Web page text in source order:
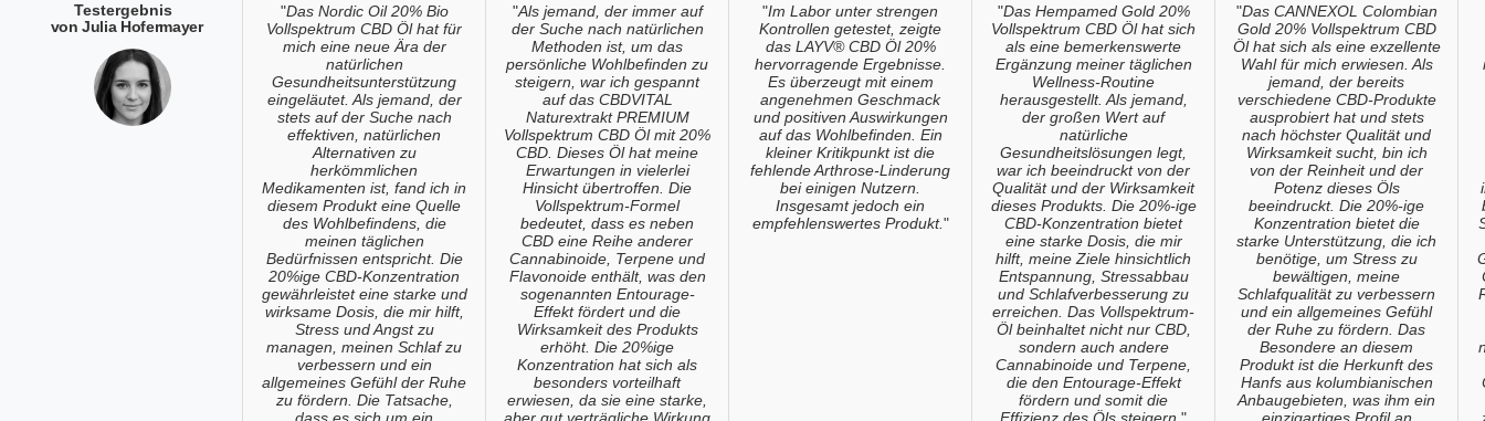
"Das Nordic Oil 20% Bio
Vollspektrum CBD Öl hat für
mich eine neue Ära der
natürlichen
Gesundheitsunterstützung
eingeläutet. Als jemand, der
stets auf der Suche nach
effektiven, natürlichen
Alternativen zu
herkömmlichen
Medikamenten ist, fand ich in
diesem Produkt eine Quelle
des Wohlbefindens, die
meinen täglichen
Bedürfnissen entspricht. Die
20%ige CBD-Konzentration
gewährleistet eine starke und
wirksame Dosis, die mir hilft,
Stress und Angst zu
managen, meinen Schlaf zu
verbessern und ein
allgemeines Gefühl der Ruhe
zu fördern. Die Tatsache,
"Als jemand, der immer auf
der Suche nach natürlichen
Methoden ist, um das
persönliche Wohlbefinden zu
steigern, war ich gespannt
auf das CBDVITAL
Naturextrakt PREMIUM
Vollspektrum CBD Öl mit 20%
CBD. Dieses Öl hat meine
Erwartungen in vielerlei
Hinsicht übertroffen. Die
Vollspektrum-Formel
bedeutet, dass es neben
CBD eine Reihe anderer
Cannabinoide, Terpene und
Flavonoide enthält, was den
sogenannten Entourage-
Effekt fördert und die
Wirksamkeit des Produkts
erhöht. Die 20%ige
Konzentration hat sich als
besonders vorteilhaft
erwiesen, da sie eine starke,
"Im Labor unter strengen
Kontrollen getestet, zeigte
das LAYV® CBD Öl 20%
hervorragende Ergebnisse.
Es überzeugt mit einem
angenehmen Geschmack
und positiven Auswirkungen
auf das Wohlbefinden. Ein
kleiner Kritikpunkt ist die
fehlende Arthrose-Linderung
bei einigen Nutzern.
Insgesamt jedoch ein
empfehlenswertes Produkt."
"Das Hempamed Gold 20%
Vollspektrum CBD Öl hat sich
als eine bemerkenswerte
Ergänzung meiner täglichen
Wellness-Routine
herausgestellt. Als jemand,
der großen Wert auf
natürliche
Gesundheitslösungen legt,
war ich beeindruckt von der
Qualität und der Wirksamkeit
dieses Produkts. Die 20%-ige
CBD-Konzentration bietet
eine starke Dosis, die mir
hilft, meine Ziele hinsichtlich
Entspannung, Stressabbau
und Schlafverbesserung zu
erreichen. Das Vollspektrum-
Öl beinhaltet nicht nur CBD,
sondern auch andere
Cannabinoide und Terpene,
die den Entourage-Effekt
fördern und somit die
"Das CANNEXOL Colombian
Gold 20% Vollspektrum CBD
Öl hat sich als eine exzellente
Wahl für mich erwiesen. Als
jemand, der bereits
verschiedene CBD-Produkte
ausprobiert hat und stets
nach höchster Qualität und
Wirksamkeit sucht, bin ich
von der Reinheit und der
Potenz dieses Öls
beeindruckt. Die 20%-ige
Konzentration bietet die
starke Unterstützung, die ich
benötige, um Stress zu
bewältigen, meine
Schlafqualität zu verbessern
und ein allgemeines Gefühl
der Ruhe zu fördern. Das
Besondere an diesem
Produkt ist die Herkunft des
Hanfs aus kolumbianischen
Anbaugebieten, was ihm ein
Testergebnis
von Julia Hofermayer